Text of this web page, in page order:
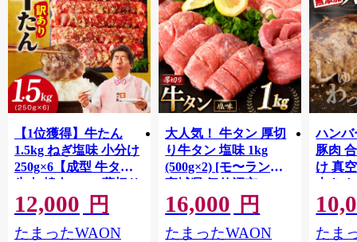
【1位獲得】牛たん
1.5kg ねぎ塩味 小分け
250g×6【成型 牛タン
牛肉 焼肉 BBQ 薄切り
ぎゅうたん スライス
訳あり サイズ不揃
い】 G4721
12,000 円
たまったWAON
大人気！ 牛タン 厚切
り牛タン 塩味 1kg
(500g×2) [モ〜ランド
宮城県 気仙沼市
20564660] 肉 牛肉 精肉
牛たん 牛タン塩 牛た
ん塩 冷凍 焼肉 BBQ ア
16,000 円
たまったWAON
ハンバ
豚肉
け 真
大き
保存
淡路島
ポーク
たま